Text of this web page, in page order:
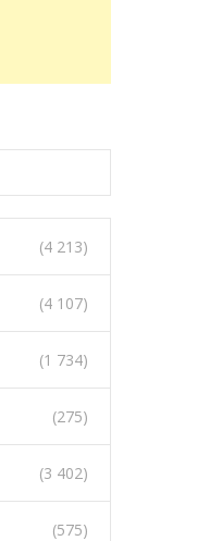
(4 213)
(4 107)
(1 734)
(275)
(3 402)
(575)